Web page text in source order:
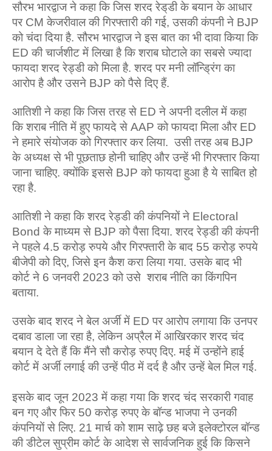
सौरभ भारद्वाज ने कहा कि जिस शरद रेड्‌डी के बयान के आधार
पर CM केजरीवाल की गिरफ्तारी की गई, उसकी कंपनी ने BJP
को चंदा दिया है. सौरभ भारद्वाज ने इस बात का भी दावा किया कि
ED की चार्जशीट में लिखा है कि शराब घोटाले का सबसे ज्यादा
फायदा शरद रेड्डी को मिला है. शरद पर मनी लॉन्ड्रिंग का
आरोप है और उसने BJP को पैसे दिए हैं.
आतिशी ने कहा कि जिस तरह से ED ने अपनी दलील में कहा
कि शराब नीति में हुए फायदे से AAP को फायदा मिला और ED
ने हमारे संयोजक को गिरफ्तार कर लिया. उसी तरह अब BJP
के अध्यक्ष से भी पूछताछ होनी चाहिए और उन्हें भी गिरफ्तार किया
जाना चाहिए. क्योंकि इससे BJP को फायदा हुआ है ये साबित हो
रहा है.
आतिशी ने कहा कि शरद रेड्डी की कंपनियों ने Electoral
Bond के माध्यम से BJP को पैसा दिया. शरद रेड्डी की कंपनी
ने पहले 4.5 करोड़ रुपये और गिरफ्तारी के बाद 55 करोड़ रुपये
बीजेपी को दिए, जिसे इन कैश करा लिया गया. उसके बाद भी
कोर्ट ने 6 जनवरी 2023 को उसे शराब नीति का किंगपिन
बताया.
उसके बाद शरद ने बेल अर्जी में ED पर आरोप लगाया कि उनपर
दबाव डाला जा रहा है, लेकिन अप्रैल में आखिरकार शरद चंद
बयान दे देते हैं कि मैंने सौ करोड़ रुपए दिए. मई में उन्होंने हाई
कोर्ट में अर्जी लगाई की उन्हें पीठ में दर्द है और उन्हें बेल मिल गई.
इसके बाद जून 2023 में कहा गया कि शरद चंद सरकारी गवाह
बन गए और फिर 50 करोड़ रुपए के बॉन्ड भाजपा ने उनकी
कंपनियों से लिए. 21 मार्च को शाम साढ़े छह बजे इलेक्टोरल बॉन्ड
की डीटेल सुप्रीम कोर्ट के आदेश से सार्वजनिक हुई कि किसने